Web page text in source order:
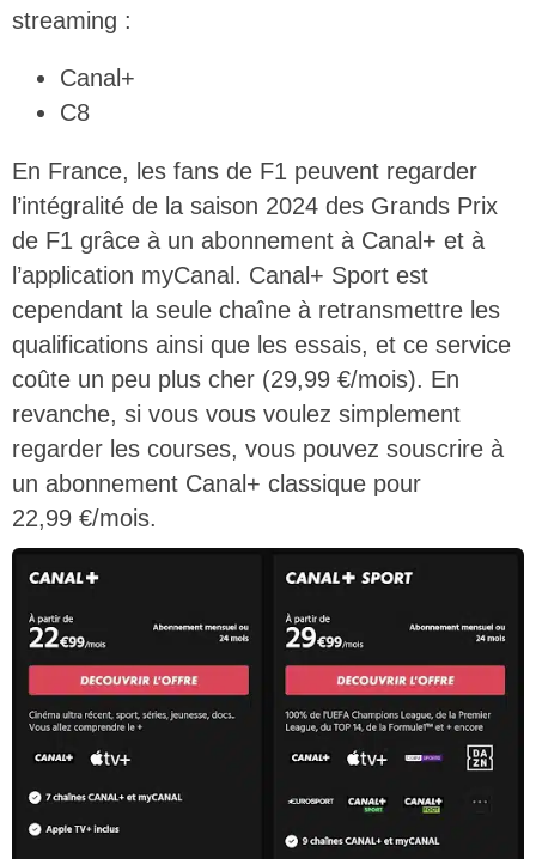
streaming :
Canal+
C8
En France, les fans de F1 peuvent regarder
l’intégralité de la saison 2024 des Grands Prix
de F1 grâce à un abonnement à Canal+ et à
l’application myCanal. Canal+ Sport est
cependant la seule chaîne à retransmettre les
qualifications ainsi que les essais, et ce service
coûte un peu plus cher (29,99 €/mois). En
revanche, si vous vous voulez simplement
regarder les courses, vous pouvez souscrire à
un abonnement Canal+ classique pour
22,99 €/mois.